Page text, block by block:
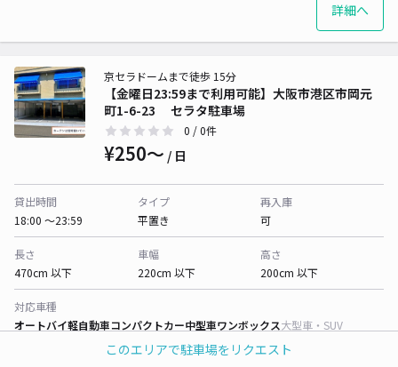
このエリアで駐車場をリクエスト
詳細へ
【金曜日23:59まで利用可能】大阪市港区市岡元
町1-6-23 セラタ駐車場
京セラドームまで徒歩 15分
0 / 0件
¥250〜 / 日
貸出時間
18:00 〜23:59
タイプ
平置き
再入庫
可
長さ
470cm 以下
車幅
220cm 以下
高さ
200cm 以下
対応車種
オートバイ軽自動車コンパクトカー中型車ワンボックス大型車・SUV